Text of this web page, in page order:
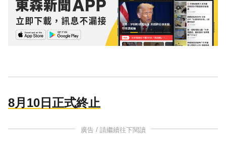
8月10日正式終止
廣告 / 請繼續往下閱讀